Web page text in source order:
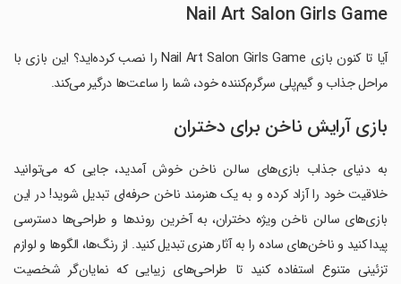
Nail Art Salon Girls Game
آیا تا کنون بازی Nail Art Salon Girls Game را نصب کرده‌اید؟ این بازی با
مراحل جذاب و گیم‌پلی سرگرم‌کننده خود، شما را ساعت‌ها درگیر می‌کند.
بازی آرایش ناخن برای دختران
به دنیای جذاب بازی‌های سالن ناخن خوش آمدید، جایی که می‌توانید
خلاقیت خود را آزاد کرده و به یک هنرمند ناخن حرفه‌ای تبدیل شوید! در این
بازی‌های سالن ناخن ویژه دختران، به آخرین روندها و طراحی‌ها دسترسی
پیدا کنید و ناخن‌های ساده را به آثار هنری تبدیل کنید. از رنگ‌ها، الگوها و لوازم
تزئینی متنوع استفاده کنید تا طراحی‌های زیبایی که نمایان‌گر شخصیت